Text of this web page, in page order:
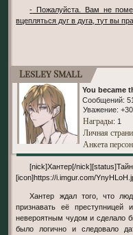
- Пожалуйста. Вам не
вцепляться дуг в дуга, тут вы
Lesley Small
You became
Сообщений:
Уважение:
Награды: 1
Личная
Анкета
[nick]Хантер[/nick][status]Тайное, которое не станет явным[/status]
[icon]https://i.imgur.com/
Хантер ждал того, что люди, работающие с Вилеттой откажутся
признавать её
невероятным чудом и сделало
было логично и следовало